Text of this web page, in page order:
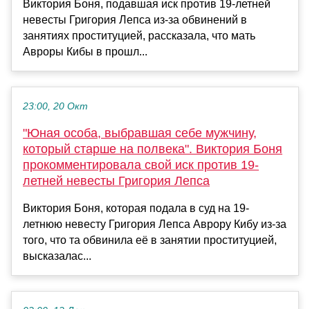
Виктория Боня, подавшая иск против 19-летней
невесты Григория Лепса из-за обвинений в
занятиях проституцией, рассказала, что мать
Авроры Кибы в прошл...
23:00, 20 Окт
"Юная особа, выбравшая себе мужчину,
который старше на полвека". Виктория Боня
прокомментировала свой иск против 19-
летней невесты Григория Лепса
Виктория Боня, которая подала в суд на 19-
летнюю невесту Григория Лепса Аврору Кибу из-за
того, что та обвинила её в занятии проституцией,
высказалас...